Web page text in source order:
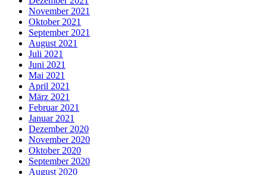
November 2021
Oktober 2021
September 2021
August 2021
Juli 2021
Juni 2021
Mai 2021
April 2021
März 2021
Februar 2021
Januar 2021
Dezember 2020
November 2020
Oktober 2020
September 2020
August 2020